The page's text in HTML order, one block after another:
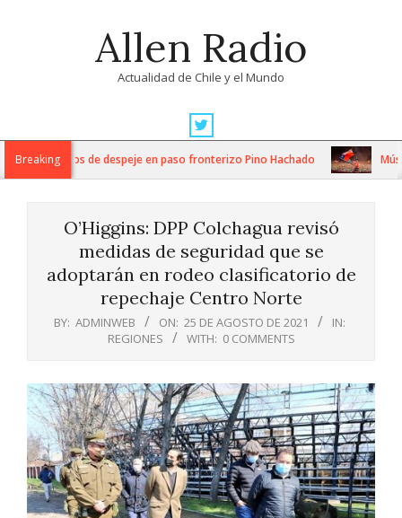
Allen Radio
Actualidad de Chile y el Mundo
Navigation
MenuBreaking
trabajos de despeje en paso fronterizo Pino Hachado
O’Higgins: DPP Colchagua revisó
medidas de seguridad que se
adoptarán en rodeo clasificatorio de
repechaje Centro Norte
BY: ADMINWEB ON: 25 DE AGOSTO DE 2021
IN:
REGIONES
WITH: 0 COMMENTS